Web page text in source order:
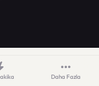
Daha Fazla